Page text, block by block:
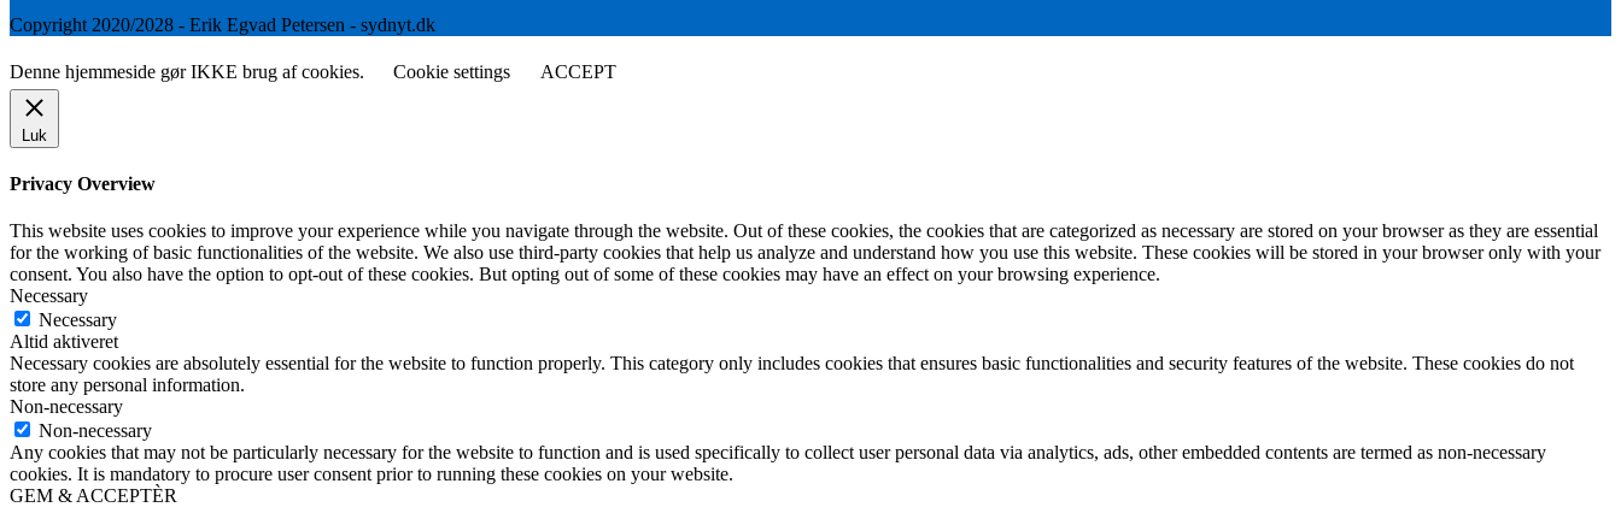
Copyright 2020/2028 - Erik Egvad Petersen - sydnyt.dk
Denne hjemmeside gør IKKE brug af cookies. Cookie settings ACCEPT
Luk
Privacy Overview
This website uses cookies to improve your experience while you navigate through the website. Out of these cookies, the cookies that are categorized as necessary are stored on your browser as they are essential
for the working of basic functionalities of the website. We also use third-party cookies that help us analyze and understand how you use this website. These cookies will be stored in your browser only with your
consent. You also have the option to opt-out of these cookies. But opting out of some of these cookies may have an effect on your browsing experience.
Necessary
Necessary
Altid aktiveret
Necessary cookies are absolutely essential for the website to function properly. This category only includes cookies that ensures basic functionalities and security features of the website. These cookies do not
store any personal information.
Non-necessary
Non-necessary
Any cookies that may not be particularly necessary for the website to function and is used specifically to collect user personal data via analytics, ads, other embedded contents are termed as non-necessary
cookies. It is mandatory to procure user consent prior to running these cookies on your website.
GEM & ACCEPTÈR